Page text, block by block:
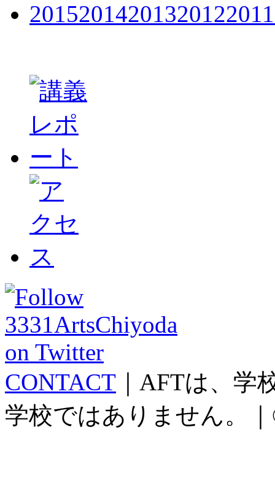
20152014201320122011
CONTACT ｜AFTは、
学校ではありません。